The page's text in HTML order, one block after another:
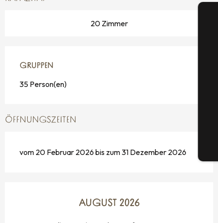
20 Zimmer
GRUPPEN
GRUPPEN
35 Person(en)
ÖFFNUNGSZEITEN
vom 20 Februar 2026 bis zum 31 Dezember 2026
AUGUST 2026